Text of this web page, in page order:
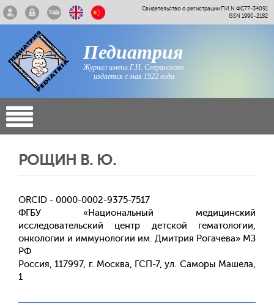
Свидетельство о регистрации ПИ N ФС77-34091
ISSN 1990-2182
Педиатрия
Журнал имени Г.Н. Сперанского
издается с мая 1922 года
РОЩИН В. Ю.
ORCID - 0000-0002-9375-7517
ФГБУ «Национальный медицинский
исследовательский центр детской гематологии,
онкологии и иммунологии им. Дмитрия Рогачева» МЗ
РФ
Россия, 117997, г. Москва, ГСП-7, ул. Саморы Машела,
1